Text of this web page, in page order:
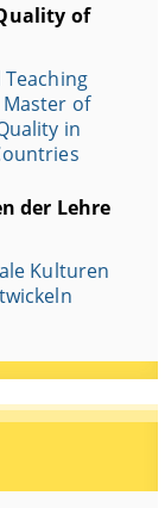
of
of
in
der Lehre
Kulturen